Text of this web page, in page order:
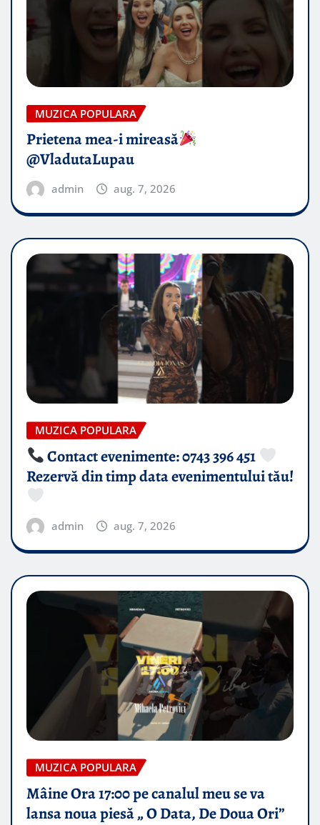
MUZICA POPULARA
Prietena mea-i mireasă​
@VladutaLupau
admin aug. 7, 2026
MUZICA POPULARA
Contact evenimente: 0743 396 451
Rezervă din timp data evenimentului tău!
admin aug. 7, 2026
MUZICA POPULARA
Mâine Ora 17:00 pe canalul meu se va
lansa noua piesă „ O Data, De Doua Ori”